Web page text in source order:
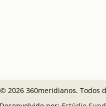
© 2026 360meridianos. Todos